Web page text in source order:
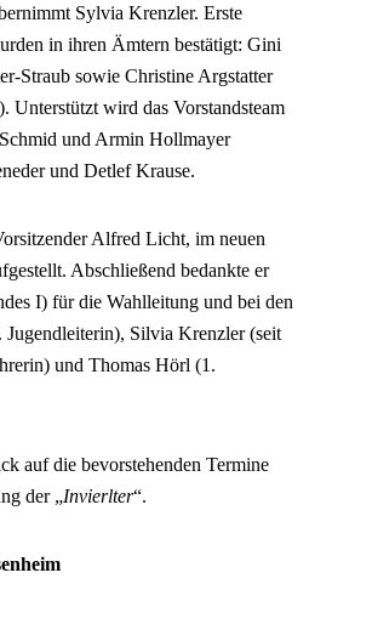
Sylvia Krenzler. Erste
in ihren Ämtern bestätigt: Gini
Straub sowie Christine Argstatter
Unterstützt wird das Vorstandsteam
und Armin Hollmayer
und Detlef Krause.
Alfred Licht, im neuen
Abschließend bedankte er
I) für die Wahlleitung und bei den
Jugendleiterin), Silvia Krenzler (seit
und Thomas Hörl (1.
auf die bevorstehenden Termine
der „Invierlter“.